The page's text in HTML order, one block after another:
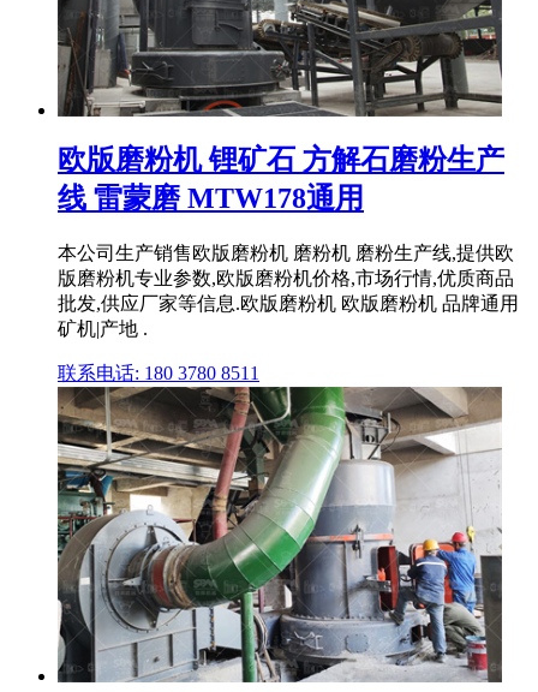
欧版磨粉机 锂矿石 方解石磨粉生产
线 雷蒙磨 MTW178通用
本公司生产销售欧版磨粉机 磨粉机 磨粉生产线,提供欧
版磨粉机专业参数,欧版磨粉机价格,市场行情,优质商品
批发,供应厂家等信息.欧版磨粉机 欧版磨粉机 品牌通用
矿机|产地 .
联系电话: 180 3780 8511